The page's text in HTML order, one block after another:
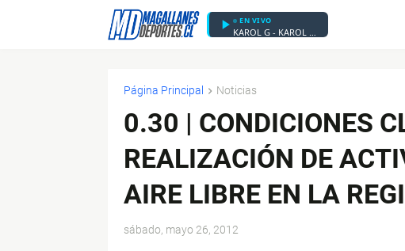
EN VIVO
KAROL G - KAROL G, Marco Antonio Solís - Coleccionando Heridas (Visualizer)
Página Principal Noticias
0.30 | CONDICIONES
REALIZACIÓN DE
AIRE LIBRE EN LA
sábado, mayo 26, 2012